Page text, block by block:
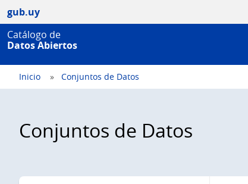
gub.uy
Catálogo de
Datos Abiertos
Inicio Conjuntos de Datos
Conjuntos de Datos